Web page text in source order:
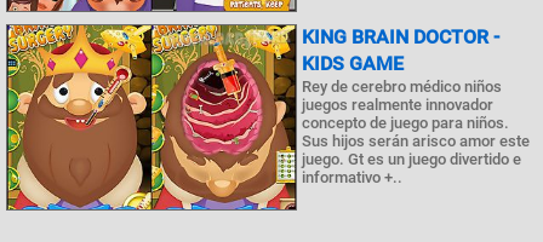
KING BRAIN DOCTOR -
KIDS GAME
Rey de cerebro médico niños
juegos realmente innovador
concepto de juego para niños.
Sus hijos serán arisco amor este
juego. Gt es un juego divertido e
informativo +..